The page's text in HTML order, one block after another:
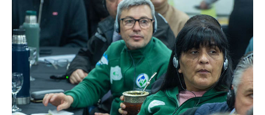
Acuerdos empresa
Planilla de km
Impresión boletas
Ultima Escala Salarial
Pago de aportes por CBU